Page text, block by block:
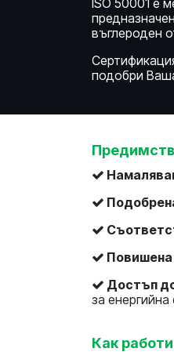
ISO 50001 е
въглероден
подобри
Повишена
Достъп
за
Как